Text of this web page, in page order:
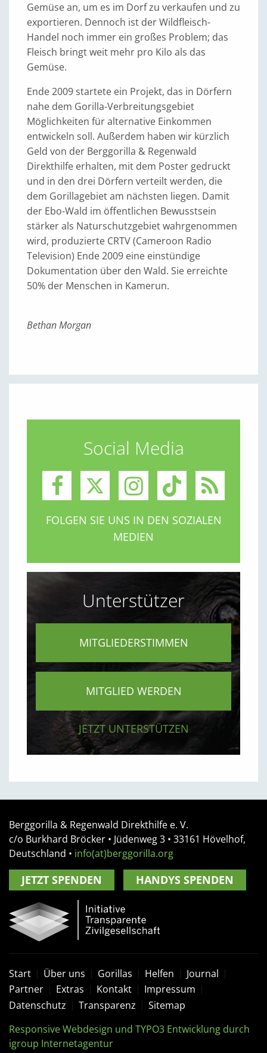
Gemüse an, um es im Dorf zu verkaufen und zu
exportieren. Dennoch ist der Wildfleisch-
Handel noch immer ein großes Problem; das
Fleisch bringt weit mehr pro Kilo als das
Gemüse.
Ende 2009 startete ein Projekt, das in Dörfern
nahe dem Gorilla-Verbreitungsgebiet
Möglichkeiten für alternative Einkommen
entwickeln soll. Außerdem haben wir kürzlich
Geld von der Berggorilla & Regenwald
Direkthilfe erhalten, mit dem Poster gedruckt
und in den drei Dörfern verteilt werden, die
dem Gorillagebiet am nächsten liegen. Damit
der Ebo-Wald im öffentlichen Bewusstsein
stärker als Naturschutzgebiet wahrgenommen
wird, produzierte CRTV (Cameroon Radio
Television) Ende 2009 eine einstündige
Dokumentation über den Wald. Sie erreichte
50% der Menschen in Kamerun.
Bethan Morgan
Social Media
FOLGEN SIE UNS IN DEN SOZIALEN
MEDIEN
Unterstützer
MITGLIEDERSTIMMEN
MITGLIED WERDEN
JETZT UNTERSTÜTZEN
Berggorilla & Regenwald Direkthilfe e. V.
c/o Burkhard Bröcker • Jüdenweg 3 • 33161 Hövelhof,
Deutschland • info(at)berggorilla.org
JETZT SPENDEN HANDYS SPENDEN
Start Über uns Gorillas Helfen
Journal
Partner
Extras Kontakt
Impressum
Datenschutz
Transparenz
Sitemap
Responsive Webdesign und TYPO3 Entwicklung durch
igroup Internetagentur